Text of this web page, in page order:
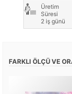
Üretim
Süresi
2 iş günü
FARKLI ÖLÇÜ VE